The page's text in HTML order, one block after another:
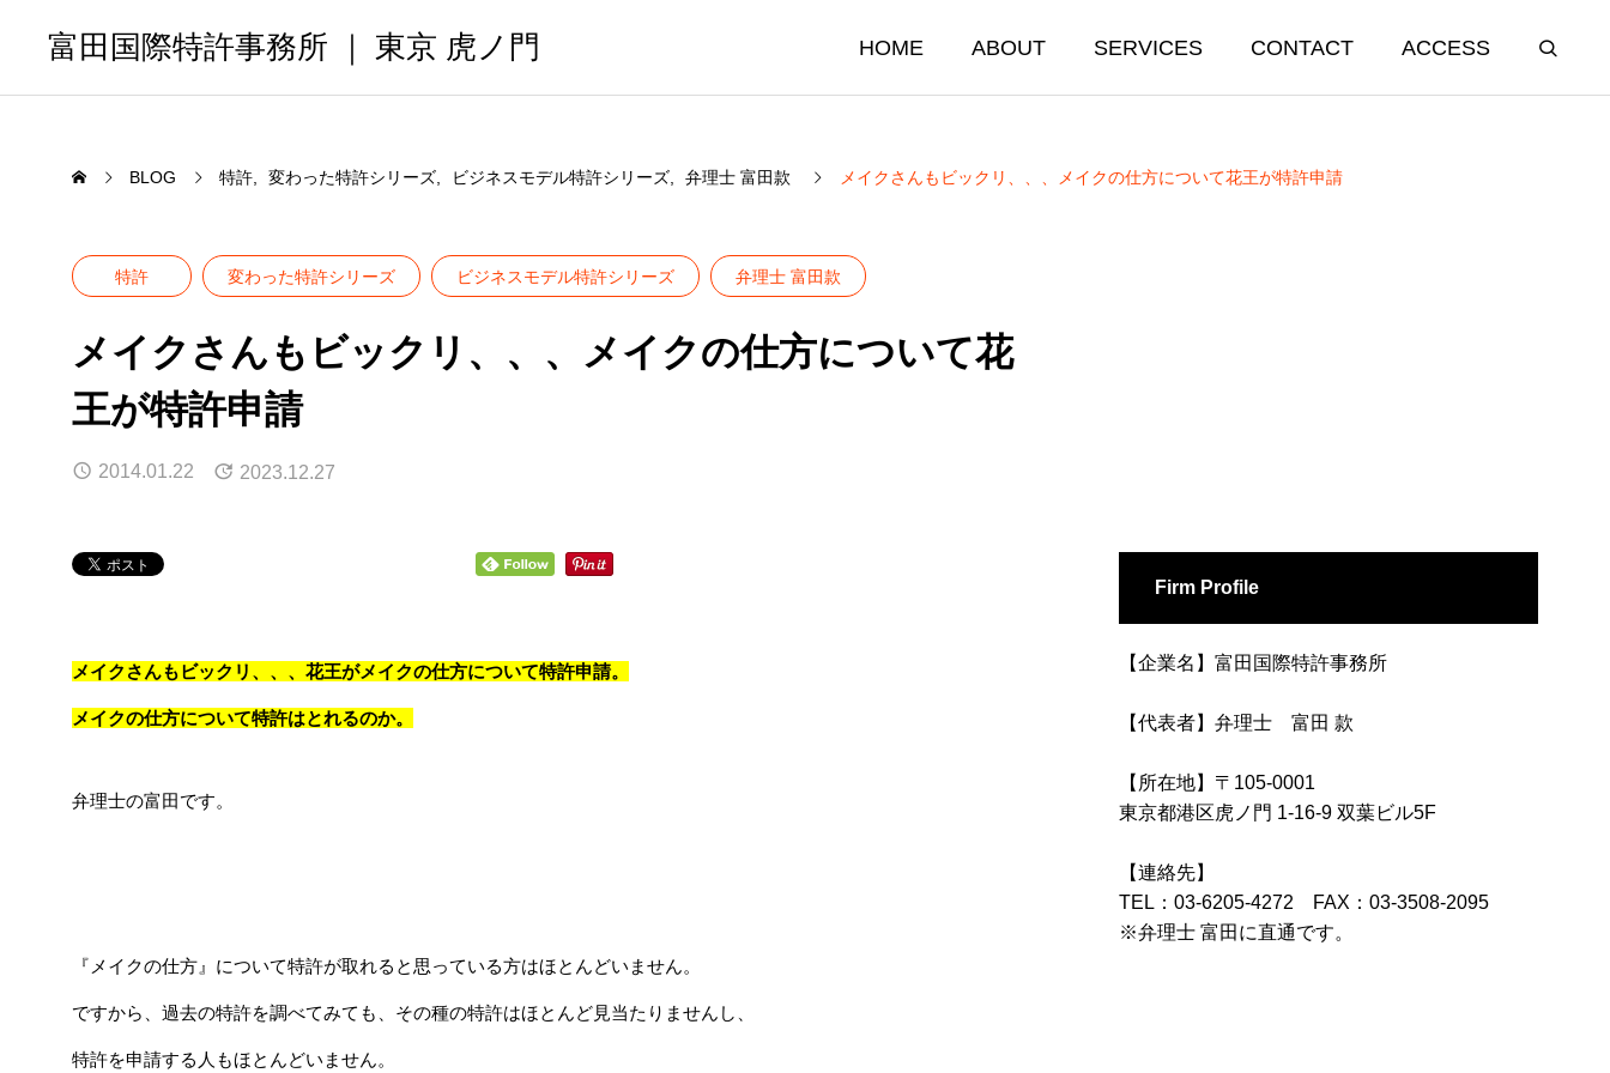
富田国際特許事務所 ｜ 東京 虎ノ門 HOME ABOUT SERVICES CONTACT ACCESS
BLOG 特許 変わった特許シリーズ ビジネスモデル特許シリーズ 弁理士 富田款 メイクさんもビックリ、、、メイクの仕方について花王が特許申請
特許 変わった特許シリーズ ビジネスモデル特許シリーズ 弁理士 富田款
メイクさんもビックリ、、、メイクの仕方について花
王が特許申請
2014.01.22 2023.12.27
メイクさんもビックリ、、、花王がメイクの仕方について特許申請。
メイクの仕方について特許はとれるのか。
弁理士の富田です。
『メイクの仕方』について特許が取れると思っている方はほとんどいません。
ですから、過去の特許を調べてみても、その種の特許はほとんど見当たりませんし、
特許を申請する人もほとんどいません。
Firm Profile
【企業名】富田国際特許事務所
【代表者】弁理士 富田 款
【所在地】〒105-0001
東京都港区虎ノ門 1-16-9 双葉ビル5F
【連絡先】
TEL：03-6205-4272 FAX：03-3508-2095
※弁理士 富田に直通です。